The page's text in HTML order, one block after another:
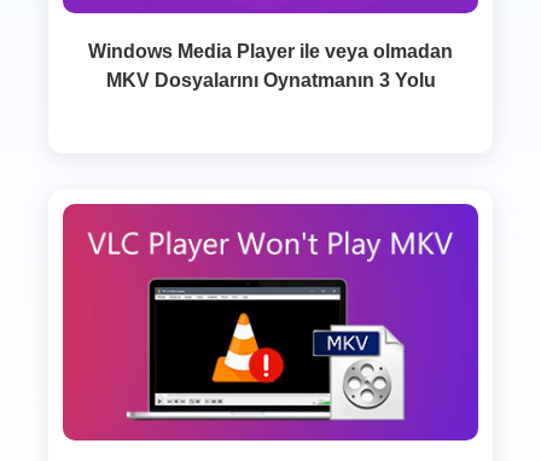
Windows Media Player ile veya olmadan
MKV Dosyalarını Oynatmanın 3 Yolu